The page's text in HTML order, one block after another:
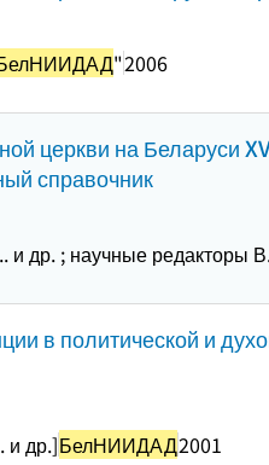
"2006
церкви на Беларуси
справочник
и др. ; научные
в политической и
и др.]БелНИИДАД2001